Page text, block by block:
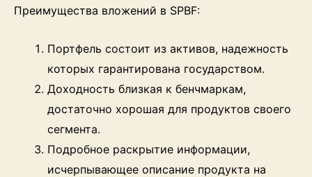
Преимущества вложений в SPBF:
Портфель состоит из активов, надежность
которых гарантирована государством.
Доходность близкая к бенчмаркам,
достаточно хорошая для продуктов своего
сегмента.
Подробное раскрытие информации,
исчерпывающее описание продукта на